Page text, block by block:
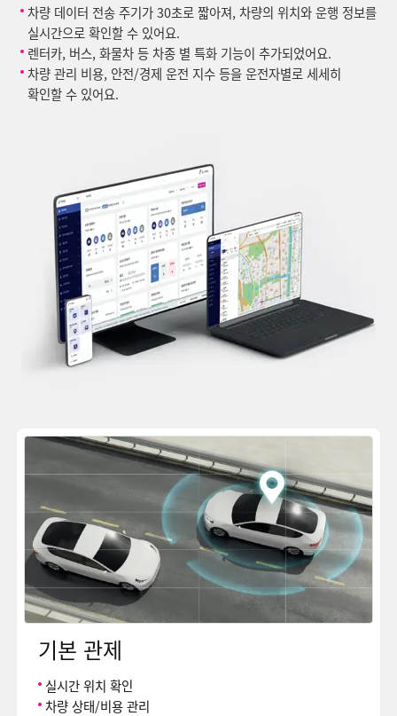
차량 데이터 전송 주기가 30초로 짧아져, 차량의 위치와 운행 정보를
실시간으로 확인할 수 있어요.
렌터카, 버스, 화물차 등 차종 별 특화 기능이 추가되었어요.
차량 관리 비용, 안전/경제 운전 지수 등을 운전자별로 세세히
확인할 수 있어요.
기본 관제
실시간 위치 확인
차량 상태/비용 관리